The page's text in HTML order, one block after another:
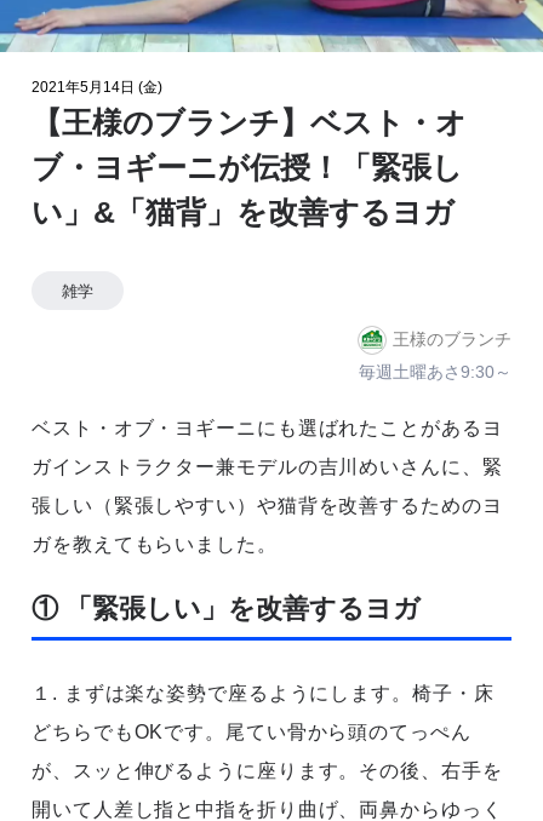
2021年5月14日 (金)
【王様のブランチ】ベスト・オ
ブ・ヨギーニが伝授！「緊張し
い」&「猫背」を改善するヨガ
雑学
王様のブランチ
毎週土曜あさ9:30～
ベスト・オブ・ヨギーニにも選ばれたことがあるヨ
ガインストラクター兼モデルの吉川めいさんに、緊
張しい（緊張しやすい）や猫背を改善するためのヨ
ガを教えてもらいました。
① 「緊張しい」を改善するヨガ
１. まずは楽な姿勢で座るようにします。椅子・床
どちらでもOKです。尾てい骨から頭のてっぺん
が、スッと伸びるように座ります。その後、右手を
開いて人差し指と中指を折り曲げ、両鼻からゆっく